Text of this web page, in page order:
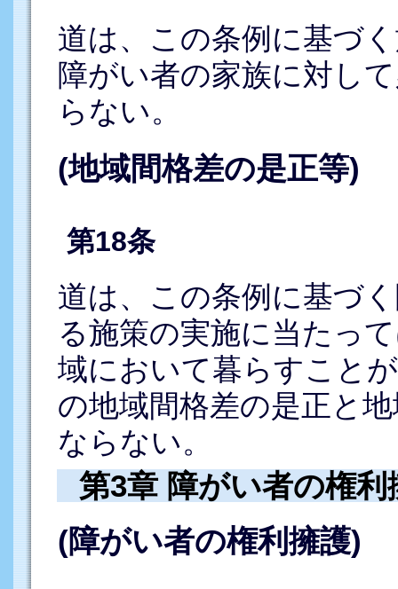
道は、この条例に基づ
障がい者の家族に対し
らない。
(地域間格差の是正等)
第18条
道は、この条例に基づ
る施策の実施に当たっ
域において暮らすこと
の地域間格差の是正と
ならない。
第3章 障がい者の権利
(障がい者の権利擁護)